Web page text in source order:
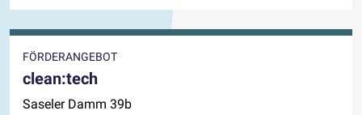
FÖRDERANGEBOT
clean:tech
Saseler Damm 39b